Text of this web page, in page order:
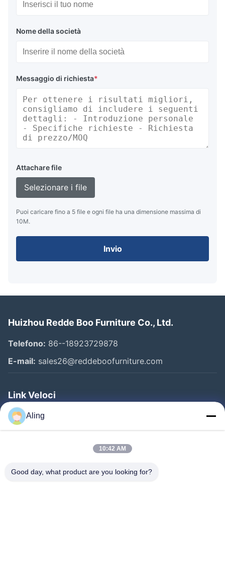
Nome della società
Messaggio di richiesta*
Attachare file
Selezionare i file
Puoi caricare fino a 5 file e ogni file ha una dimensione massima di
10M.
Invio
Huizhou Redde Boo Furniture Co., Ltd.
Telefono: 86--18923729878
E-mail: sales26@reddeboofurniture.com
Link Veloci
Casa
Prodotti
Chi Siamo
Aling
10:42 AM
Good day, what product are you looking for?